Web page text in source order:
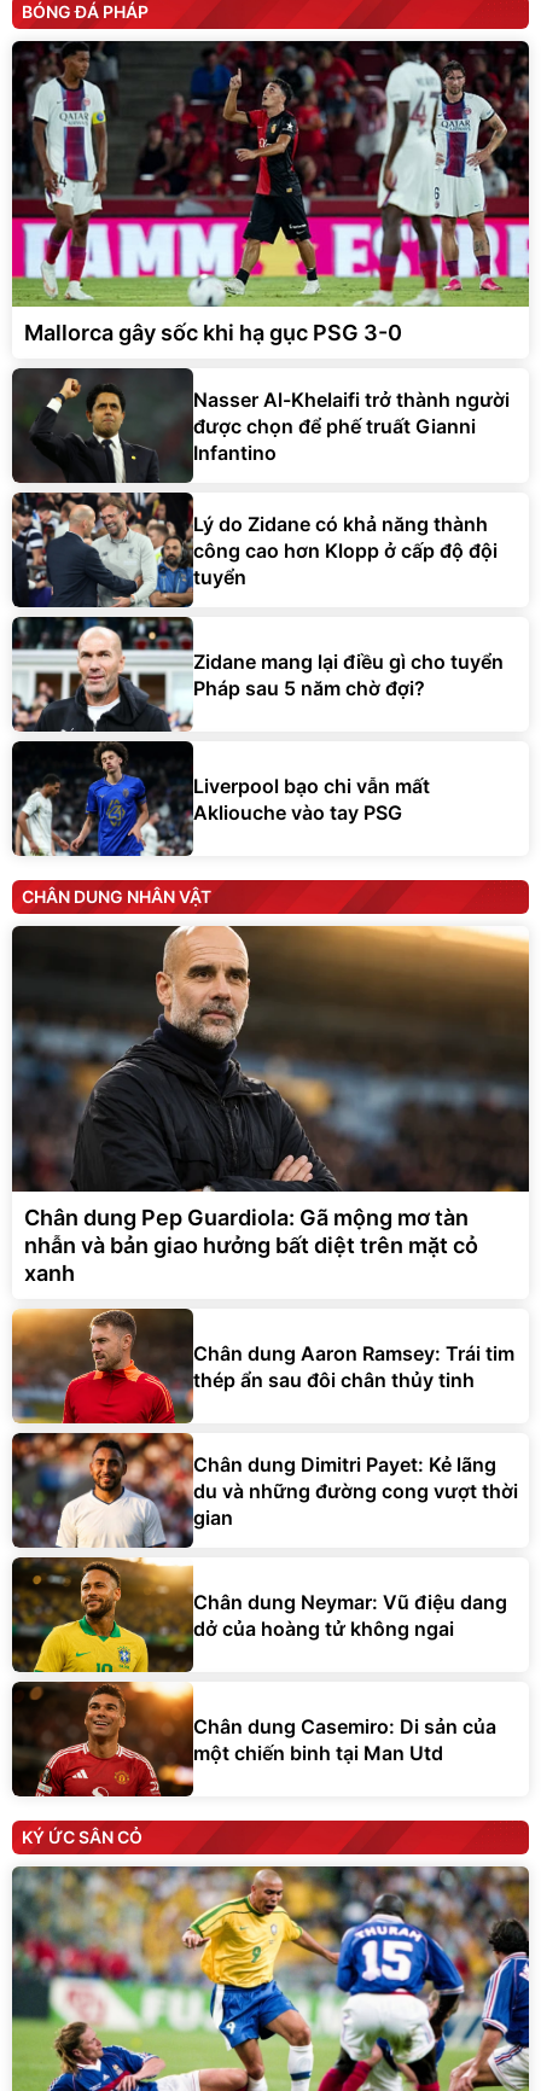
BÓNG ĐÁ PHÁP
Mallorca gây sốc khi hạ gục PSG 3-0
Nasser Al-Khelaifi trở thành người
được chọn để phế truất Gianni
Infantino
Lý do Zidane có khả năng thành
công cao hơn Klopp ở cấp độ đội
tuyển
Zidane mang lại điều gì cho tuyển
Pháp sau 5 năm chờ đợi?
Liverpool bạo chi vẫn mất
Akliouche vào tay PSG
CHÂN DUNG NHÂN VẬT
Chân dung Pep Guardiola: Gã mộng mơ tàn
nhẫn và bản giao hưởng bất diệt trên mặt cỏ
xanh
Chân dung Aaron Ramsey: Trái tim
thép ẩn sau đôi chân thủy tinh
Chân dung Dimitri Payet: Kẻ lãng
du và những đường cong vượt thời
gian
Chân dung Neymar: Vũ điệu dang
dở của hoàng tử không ngai
Chân dung Casemiro: Di sản của
một chiến binh tại Man Utd
KÝ ỨC SÂN CỎ